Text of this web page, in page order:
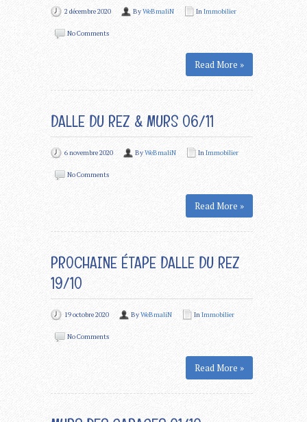
2 décembre 2020 ByWeBmaliN InImmobilier
No Comments
Read More »
DALLE DU REZ & MURS 06/11
6 novembre 2020 ByWeBmaliN InImmobilier
No Comments
Read More »
PROCHAINE ÉTAPE DALLE DU REZ
19/10
19 octobre 2020 ByWeBmaliN InImmobilier
No Comments
Read More »